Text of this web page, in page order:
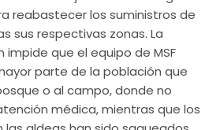
reabastecer los suministros de
sus respectivas zonas. La
que el equipo de MSF
parte de la población que
o al campo, donde no
médica, mientras que los